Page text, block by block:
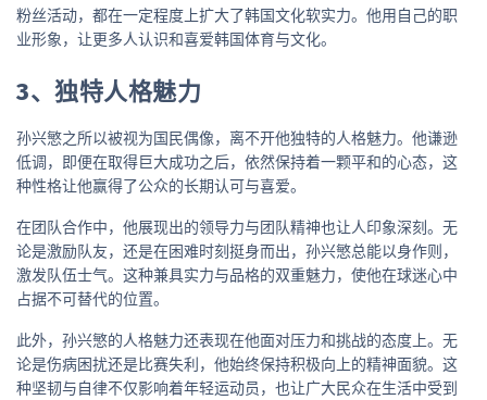
粉丝活动，都在一定程度上扩大了韩国文化软实力。他用自己的职
业形象，让更多人认识和喜爱韩国体育与文化。
3、独特人格魅力
孙兴慜之所以被视为国民偶像，离不开他独特的人格魅力。他谦逊
低调，即便在取得巨大成功之后，依然保持着一颗平和的心态，这
种性格让他赢得了公众的长期认可与喜爱。
在团队合作中，他展现出的领导力与团队精神也让人印象深刻。无
论是激励队友，还是在困难时刻挺身而出，孙兴慜总能以身作则，
激发队伍士气。这种兼具实力与品格的双重魅力，使他在球迷心中
占据不可替代的位置。
此外，孙兴慜的人格魅力还表现在他面对压力和挑战的态度上。无
论是伤病困扰还是比赛失利，他始终保持积极向上的精神面貌。这
种坚韧与自律不仅影响着年轻运动员，也让广大民众在生活中受到